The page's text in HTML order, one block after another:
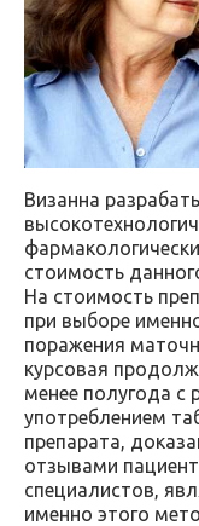
Визанна
стоимость
На стоимость
при выборе
поражения
курсовая
менее полугода
употреблением
препарата,
отзывами
специалистов,
именно этого